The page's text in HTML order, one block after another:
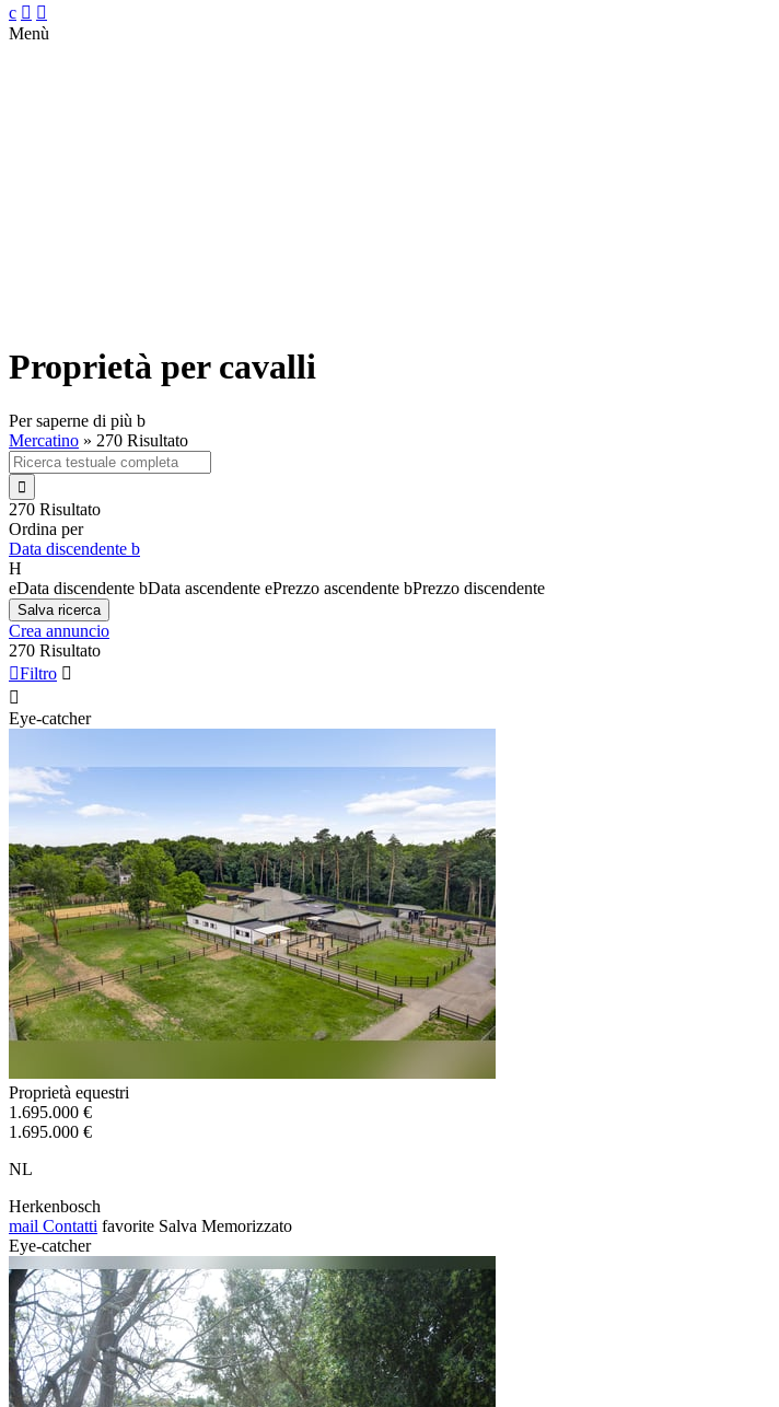
c  
Menù
Proprietà per cavalli
Per saperne di più b
Mercatino » 270 Risultato

270 Risultato
Ordina per
Data discendente b
H
eData discendente bData ascendente ePrezzo ascendente bPrezzo discendente
Salva ricerca
Crea annuncio
270 Risultato
Filtro 

Eye-catcher
Proprietà equestri
1.695.000 €
1.695.000 €
NL
Herkenbosch
mail Contatti favorite Salva Memorizzato
Eye-catcher